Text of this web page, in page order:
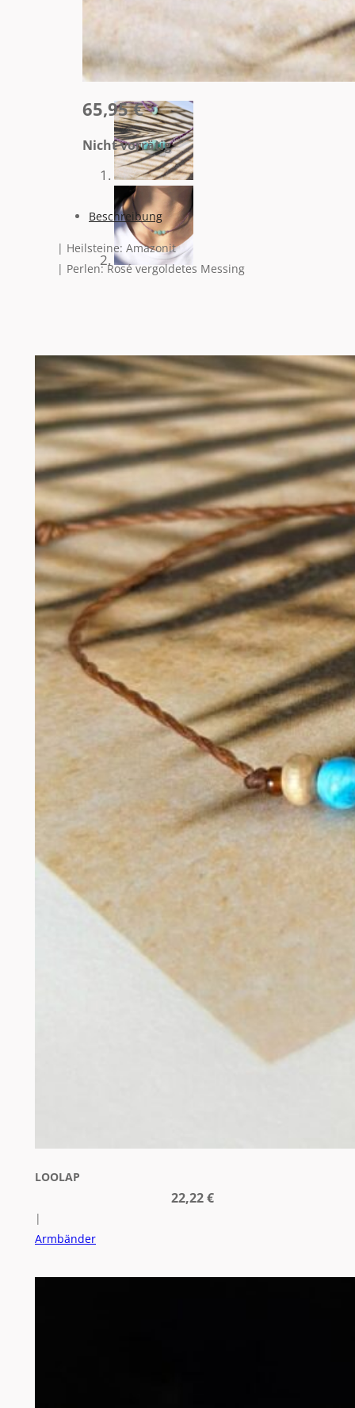
dass es dazu da ist, genossen zu werden.
Und dass wir die Kraft haben, etwas Schönes
65,95€
Nicht vorrätig
Beschreibung
| Heilsteine: Amazonit
| Perlen: Rosé vergoldetes Messing
LOOLAP
22,22€
|
Armbänder